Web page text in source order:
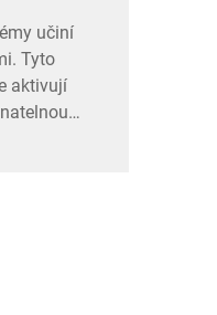
učiní
Tyto
aktivují